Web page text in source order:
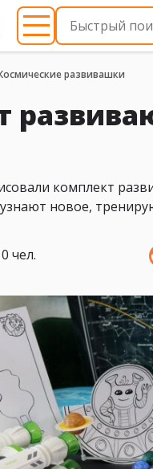
развивашки
комплект
новое,
чел.